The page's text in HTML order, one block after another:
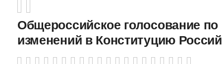
Общероссийское голосование
изменений в Конституцию